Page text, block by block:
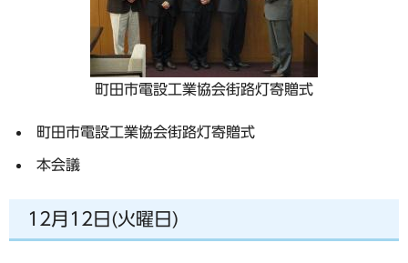
町田市電設工業協会街路灯寄贈式
町田市電設工業協会街路灯寄贈式
本会議
12月12日(火曜日)